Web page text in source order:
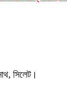
সিলেট।